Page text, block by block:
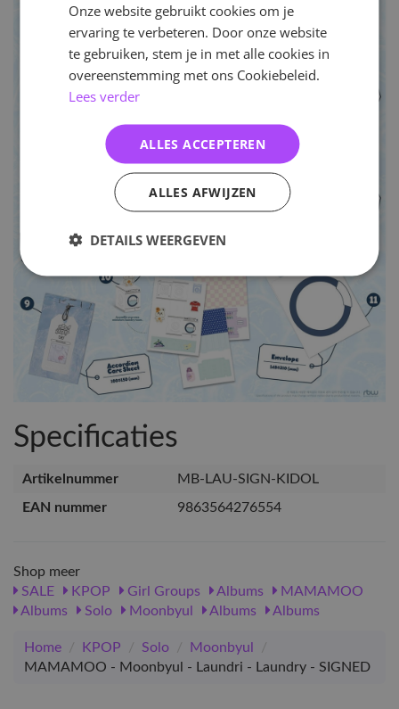
Specificaties
Artikelnummer
MB-LAU-SIGN-KIDOL
EAN nummer
9863564276554
Shop meer
SALE
KPOP Girl Groups Albums
MAMAMOO
Albums
Solo Moonbyul Albums Albums
Home / KPOP / Solo / Moonbyul
/
MAMAMOO - Moonbyul - Laundri - Laundry - SIGNED
Onze website gebruikt cookies om je
ervaring te verbeteren. Door onze website
te gebruiken, stem je in met alle cookies in
overeenstemming met ons Cookiebeleid.
Lees verder
ALLES ACCEPTEREN
ALLES AFWIJZEN
DETAILS WEERGEVEN